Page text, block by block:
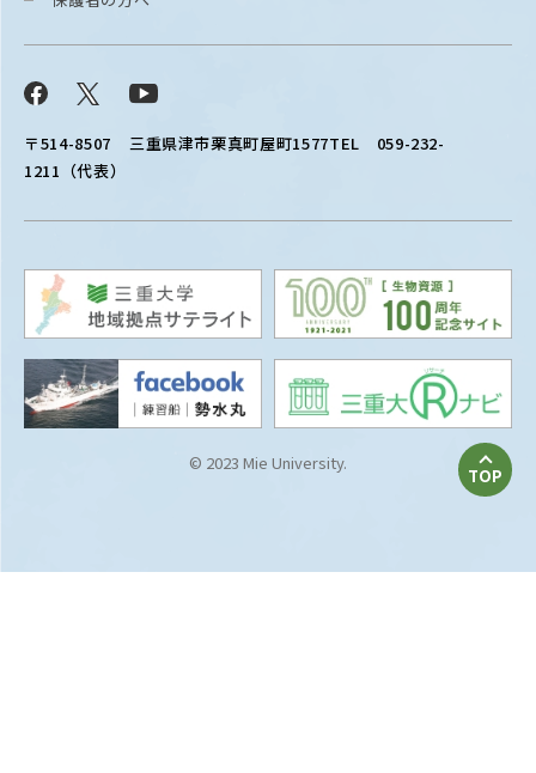
〒514-8507 三重県津市栗真町屋町1577TEL 059-232-
1211（代表）
Facebook
© 2023 Mie University.
TOP